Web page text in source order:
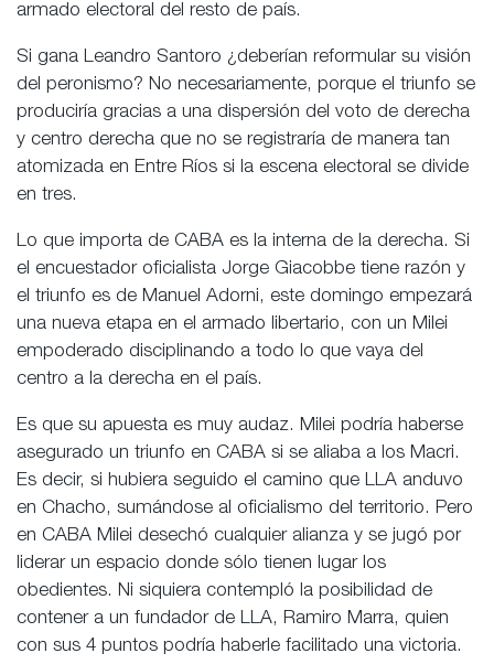
armado electoral del resto de país.
Si gana Leandro Santoro ¿deberían reformular su visión
del peronismo? No necesariamente, porque el triunfo se
produciría gracias a una dispersión del voto de derecha
y centro derecha que no se registraría de manera tan
atomizada en Entre Ríos si la escena electoral se divide
en tres.
Lo que importa de CABA es la interna de la derecha. Si
el encuestador oficialista Jorge Giacobbe tiene razón y
el triunfo es de Manuel Adorni, este domingo empezará
una nueva etapa en el armado libertario, con un Milei
empoderado disciplinando a todo lo que vaya del
centro a la derecha en el país.
Es que su apuesta es muy audaz. Milei podría haberse
asegurado un triunfo en CABA si se aliaba a los Macri.
Es decir, si hubiera seguido el camino que LLA anduvo
en Chacho, sumándose al oficialismo del territorio. Pero
en CABA Milei desechó cualquier alianza y se jugó por
liderar un espacio donde sólo tienen lugar los
obedientes. Ni siquiera contempló la posibilidad de
contener a un fundador de LLA, Ramiro Marra, quien
con sus 4 puntos podría haberle facilitado una victoria.